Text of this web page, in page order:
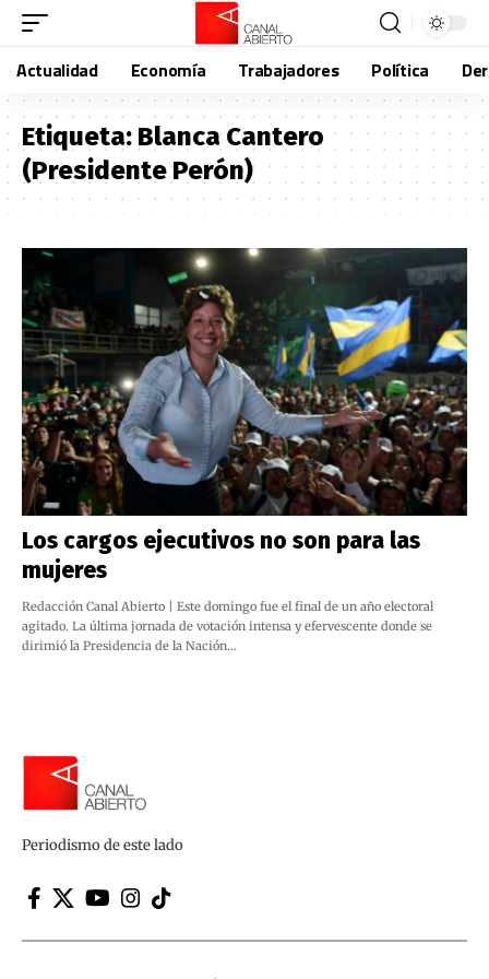
Actualidad Economía Trabajadores Política
Etiqueta:Blanca Cantero
(Presidente Perón)
Los cargos ejecutivos no son para las
mujeres
Redacción Canal Abierto | Este domingo fue el final de un año electoral
agitado. La última jornada de votación intensa y efervescente donde se
dirimió la Presidencia de la Nación…
Periodismo de este lado